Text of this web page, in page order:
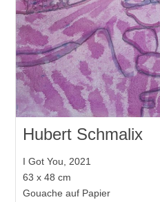
Hubert Schmalix
I Got You, 2021
63 x 48 cm
Gouache auf Papier